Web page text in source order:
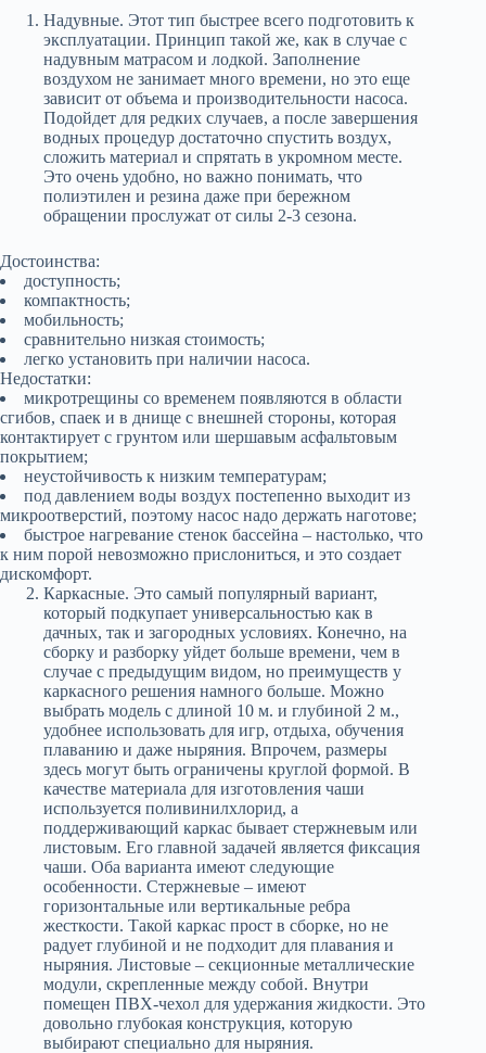
Надувные. Этот тип быстрее всего подготовить к
эксплуатации. Принцип такой же, как в случае с
надувным матрасом и лодкой. Заполнение
воздухом не занимает много времени, но это еще
зависит от объема и производительности насоса.
Подойдет для редких случаев, а после завершения
водных процедур достаточно спустить воздух,
сложить материал и спрятать в укромном месте.
Это очень удобно, но важно понимать, что
полиэтилен и резина даже при бережном
обращении прослужат от силы 2-3 сезона.
Достоинства:
доступность;
компактность;
мобильность;
сравнительно низкая стоимость;
легко установить при наличии насоса.
Недостатки:
микротрещины со временем появляются в области
сгибов, спаек и в днище с внешней стороны, которая
контактирует с грунтом или шершавым асфальтовым
покрытием;
неустойчивость к низким температурам;
под давлением воды воздух постепенно выходит из
микроотверстий, поэтому насос надо держать наготове;
быстрое нагревание стенок бассейна – настолько, что
к ним порой невозможно прислониться, и это создает
дискомфорт.
Каркасные. Это самый популярный вариант,
который подкупает универсальностью как в
дачных, так и загородных условиях. Конечно, на
сборку и разборку уйдет больше времени, чем в
случае с предыдущим видом, но преимуществ у
каркасного решения намного больше. Можно
выбрать модель с длиной 10 м. и глубиной 2 м.,
удобнее использовать для игр, отдыха, обучения
плаванию и даже ныряния. Впрочем, размеры
здесь могут быть ограничены круглой формой. В
качестве материала для изготовления чаши
используется поливинилхлорид, а
поддерживающий каркас бывает стержневым или
листовым. Его главной задачей является фиксация
чаши. Оба варианта имеют следующие
особенности. Стержневые – имеют
горизонтальные или вертикальные ребра
жесткости. Такой каркас прост в сборке, но не
радует глубиной и не подходит для плавания и
ныряния. Листовые – секционные металлические
модули, скрепленные между собой. Внутри
помещен ПВХ-чехол для удержания жидкости. Это
довольно глубокая конструкция, которую
выбирают специально для ныряния.